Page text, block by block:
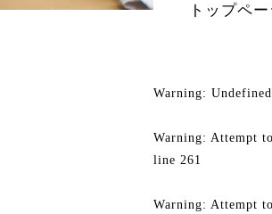
トップペー
Warning:
Warning: Attempt
line 261
Warning: Attempt